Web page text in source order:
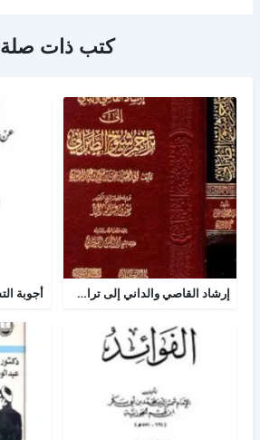
كتب ذات صلة
إرشاد القاصي والداني إلى تراجم شيوخ الطبراني